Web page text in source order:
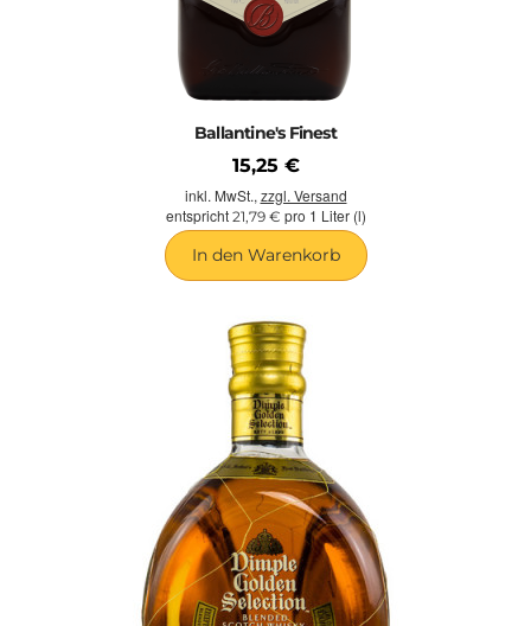
Ballantine's Finest
15,25 €
inkl. MwSt., zzgl. Versand
entspricht 21,79 € pro 1 Liter (l)
In den Warenkorb